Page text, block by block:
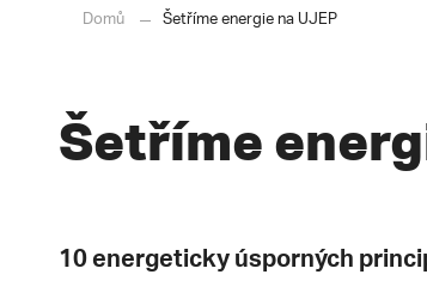
Domů Šetříme energie na UJEP
Šetříme
10 energeticky úsporných